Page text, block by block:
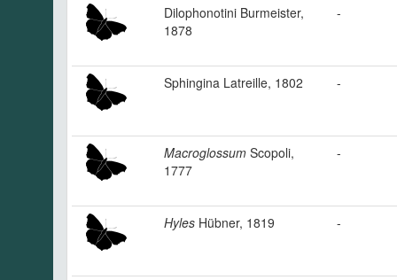
Dilophonotini Burmeister,
1878
-
Sphingina Latreille, 1802 -
Macroglossum Scopoli,
1777
-
Hyles Hübner, 1819 -